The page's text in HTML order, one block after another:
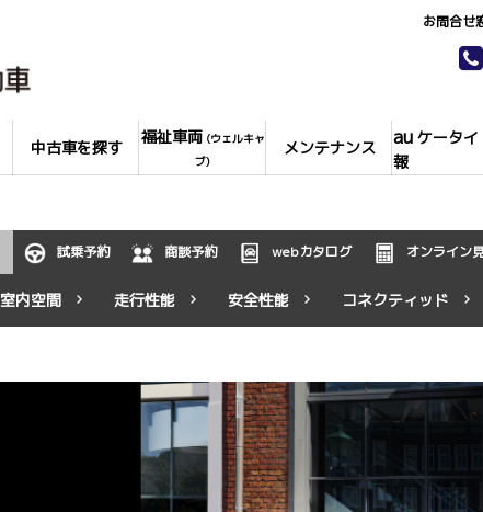
中古車を探す
福祉車両(ウェルキャ
ブ)
メンテナンス auケータ
報
お問合せ
試乗予約 商談予約 webカタログ オンライン
室内空間 走行性能 安全性能 コネクティッド